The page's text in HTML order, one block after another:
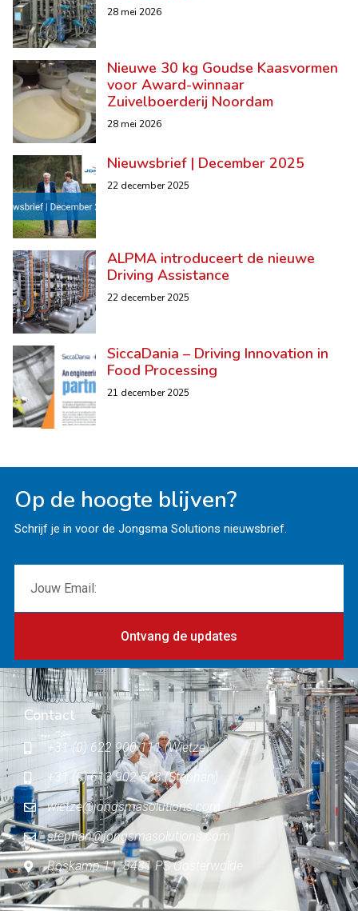
28 mei 2026
Nieuwe 30 kg Goudse Kaasvormen
voor Award-winnaar
Zuivelboerderij Noordam
28 mei 2026
Nieuwsbrief | December 2025
22 december 2025
ALPMA introduceert de nieuwe
Driving Assistance
22 december 2025
SiccaDania – Driving Innovation in
Food Processing
21 december 2025
Op de hoogte blijven?
Schrijf je in voor de Jongsma Solutions nieuwsbrief.
Ontvang de updates
Contact
+31 (0) 622 900 111 (Wietze)
+31 (0) 613 902 503 (Stephan)
wietze@jongsmasolutions.com
stephan@jongsmasolutions.com
Boskamp 11, 8431 PS Oosterwolde